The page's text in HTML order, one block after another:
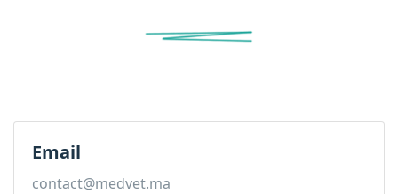
Email
contact@medvet.ma